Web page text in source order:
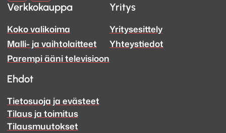
ja
Ääni
Facebook
ja
Ääni
Instagram
Verkkokauppa
Koko valikoima
Malli- ja vaihtolaitteet
Parempi ääni televisioon
Yritys
Yritysesittely
Yhteystiedot
Ehdot
Tietosuoja ja evästeet
Tilaus ja toimitus
Tilausmuutokset